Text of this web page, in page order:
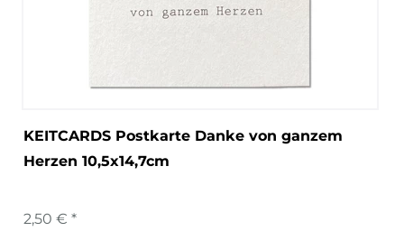
KEITCARDS Postkarte Danke von ganzem
Herzen 10,5x14,7cm
2,50 € *